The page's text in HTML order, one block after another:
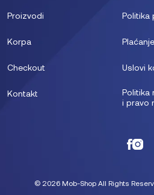
Proizvodi
Korpa
Checkout
Kontakt
Politika
Uslovi
Politika
i pravo
© 2026 Mob-Shop All Rights